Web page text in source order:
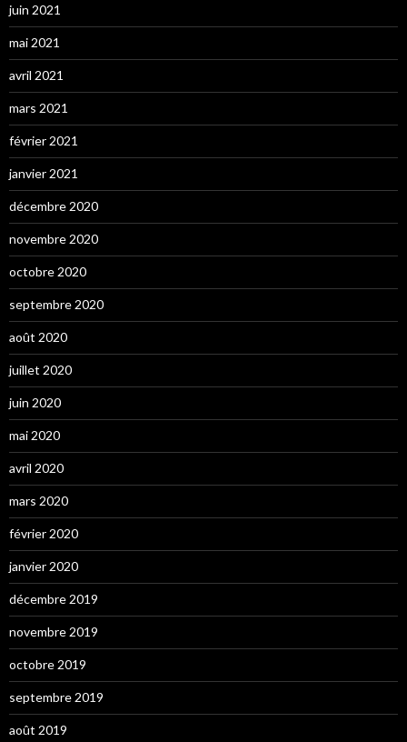
juin 2021
mai 2021
avril 2021
mars 2021
février 2021
janvier 2021
décembre 2020
novembre 2020
octobre 2020
septembre 2020
août 2020
juillet 2020
juin 2020
mai 2020
avril 2020
mars 2020
février 2020
janvier 2020
décembre 2019
novembre 2019
octobre 2019
septembre 2019
août 2019